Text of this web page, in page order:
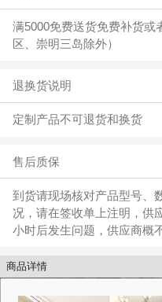
满5000免费送货免费补货或
区、崇明三岛除外）
退换货说明
定制产品不可退货和换货
售后质保
到货请现场核对产品型号、
况，请在签收单上注明，供
小时后发生问题，供应商概
商品详情